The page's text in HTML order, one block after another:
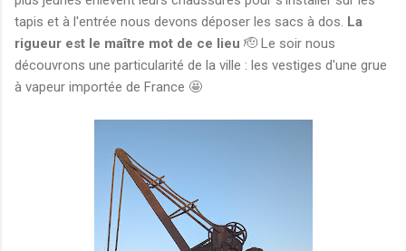
tapis et à l'entrée nous devons déposer les sacs à dos. La
rigueur est le maître mot de ce lieu 🫡 Le soir nous
découvrons une particularité de la ville : les vestiges d'une grue
à vapeur importée de France 🤩